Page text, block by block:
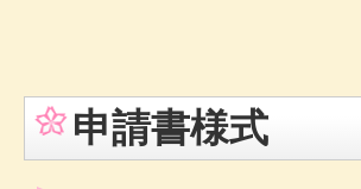
申請書様式